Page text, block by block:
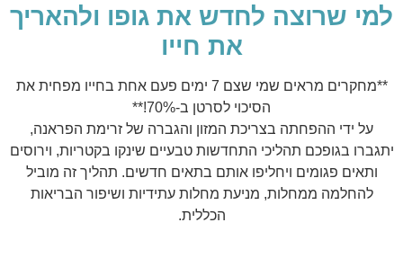
למי שרוצה לחדש את גופו ולהאריך
את חייו
**מחקרים מראים שמי שצם 7 ימים פעם אחת בחייו מפחית את
הסיכוי לסרטן ב-70%!**
על ידי ההפחתה בצריכת המזון והגברה של זרימת הפראנה,
יתגברו בגופכם תהליכי התחדשות טבעיים שינקו בקטריות, וירוסים
ותאים פגומים ויחליפו אותם בתאים חדשים. תהליך זה מוביל
להחלמה ממחלות, מניעת מחלות עתידיות ושיפור הבריאות
הכללית.